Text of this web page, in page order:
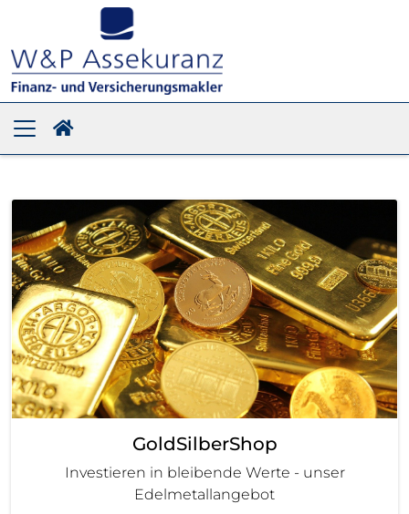
GoldSilberShop
Investieren in bleibende Werte - unser
Edelmetallangebot